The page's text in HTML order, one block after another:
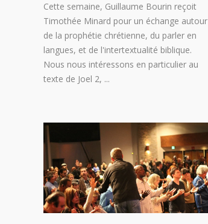
Cette semaine, Guillaume Bourin reçoit
Timothée Minard pour un échange autour
de la prophétie chrétienne, du parler en
langues, et de l'intertextualité biblique.
Nous nous intéressons en particulier au
texte de Joel 2,